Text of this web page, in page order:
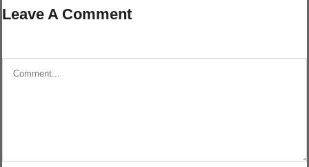
Leave A Comment